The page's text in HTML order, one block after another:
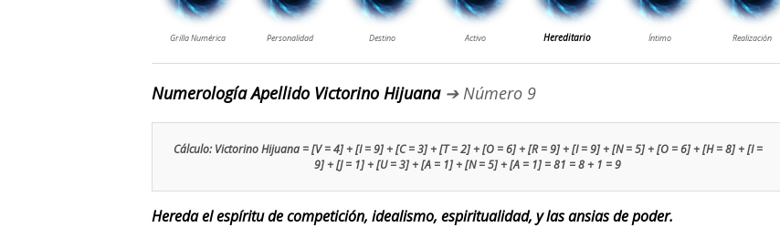
Numerología Apellido Victorino Hijuana➔ Número 9
Cálculo: Victorino Hijuana = [V = 4] + [I = 9] + [C = 3] + [T = 2] + [O = 6] + [R = 9] + [I = 9] + [N = 5] + [O = 6] + [H = 8] + [I =
9] + [J = 1] + [U = 3] + [A = 1] + [N = 5] + [A = 1] = 81 = 8 + 1 = 9
Hereda el espíritu de competición, idealismo, espiritualidad, y las ansias de poder.